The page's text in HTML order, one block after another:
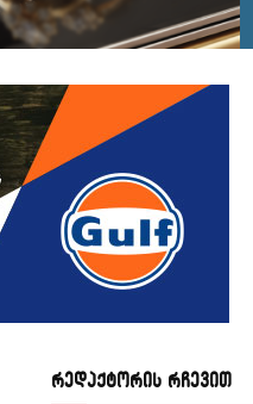
რედაქტორის რჩევით